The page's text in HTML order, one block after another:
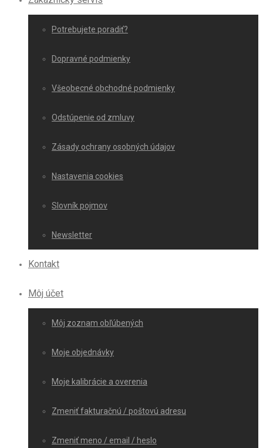
Potrebujete poradiť?
Dopravné podmienky
Všeobecné obchodné podmienky
Odstúpenie od zmluvy
Zásady ochrany osobných údajov
Nastavenia cookies
Slovník pojmov
Newsletter
Kontakt
Môj účet
Môj zoznam obľúbených
Moje objednávky
Moje kalibrácie a overenia
Zmeniť fakturačnú / poštovú adresu
Zmeniť meno / email / heslo